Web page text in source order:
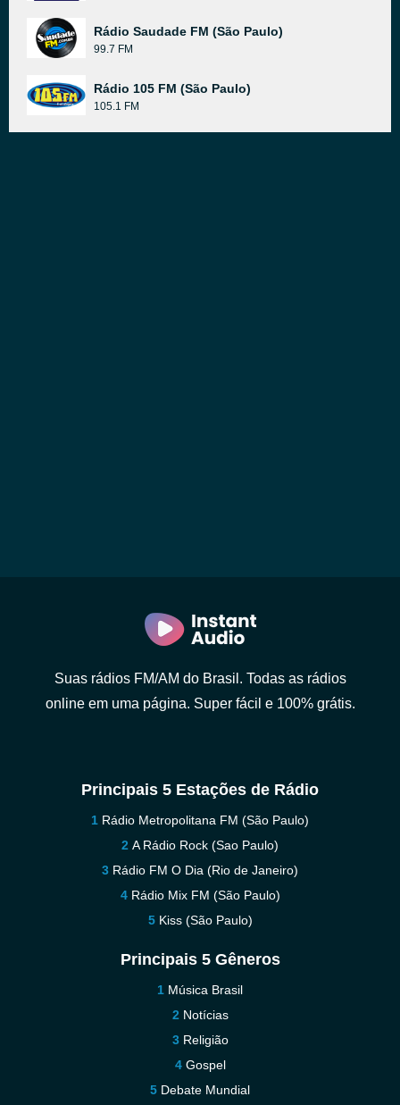
Rádio Saudade FM (São Paulo)
99.7 FM
Rádio 105 FM (São Paulo)
105.1 FM
Suas rádios FM/AM do Brasil. Todas as rádios
online em uma página. Super fácil e 100% grátis.
Principais 5 Estações de Rádio
Rádio Metropolitana FM (São Paulo)
A Rádio Rock (Sao Paulo)
Rádio FM O Dia (Rio de Janeiro)
Rádio Mix FM (São Paulo)
Kiss (São Paulo)
Principais 5 Gêneros
Música Brasil
Notícias
Religião
Gospel
Debate Mundial